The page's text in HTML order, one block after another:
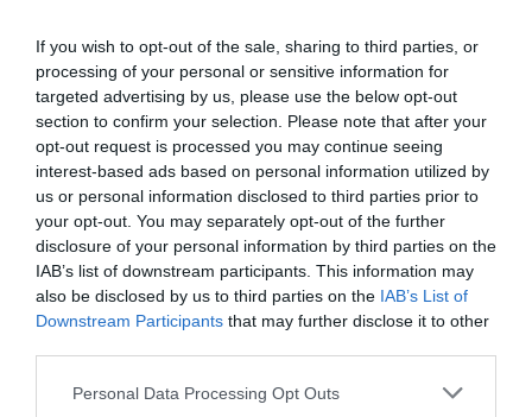
If you wish to opt-out of the sale, sharing to third parties, or
processing of your personal or sensitive information for
targeted advertising by us, please use the below opt-out
section to confirm your selection. Please note that after your
opt-out request is processed you may continue seeing
interest-based ads based on personal information utilized by
us or personal information disclosed to third parties prior to
your opt-out. You may separately opt-out of the further
disclosure of your personal information by third parties on the
IAB’s list of downstream participants. This information may
also be disclosed by us to third parties on the IAB’s List of
Downstream Participants that may further disclose it to other
Personal Data Processing Opt Outs
Nutri Endo®
Nutri Endo® puede ser tomado durante los procesos de
Reproducción Médicamente Asistida (RMA). Está
dirigido a mujeres con diferentes perfiles
endometriósicosque van desde la prevención por las
más jóvenes (primeras reglas) hasta las más mayores,
desde hace varios años, su fórmula específica aporta